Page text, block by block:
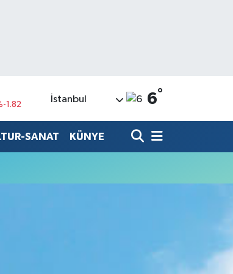
1.82
İstanbul 6°
SANAT KÜNYE